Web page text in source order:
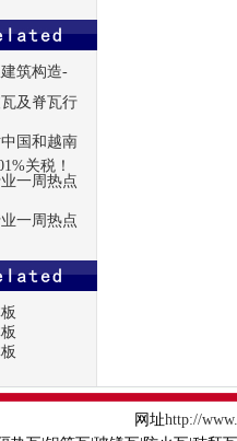
筑构造-
及脊瓦行
国和越南
关税！
一周热点
一周热点
网址http://